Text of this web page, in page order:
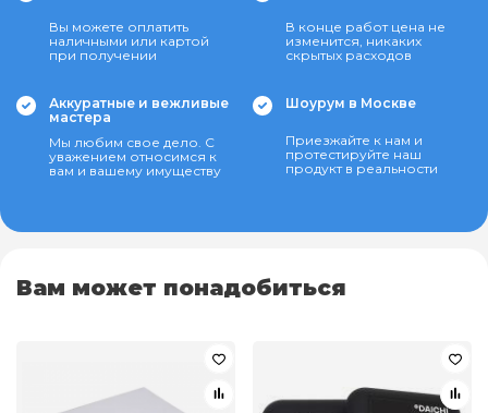
Вы можете оплатить
наличными или картой
при получении
В конце работ цена не
изменится, никаких
скрытых расходов
Аккуратные и вежливые
мастера
Мы любим свое дело. С
уважением относимся к
вам и вашему имуществу
Шоурум в Москве
Приезжайте к нам и
протестируйте наш
продукт в реальности
Вам может понадобиться